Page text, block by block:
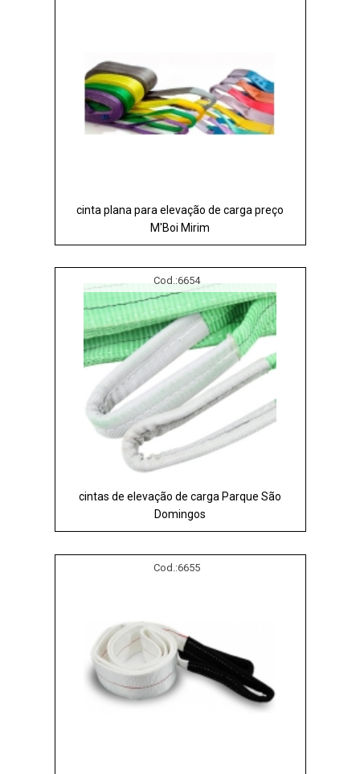
cinta plana para elevação de carga preço
M'Boi Mirim
Cod.:6654
cintas de elevação de carga Parque São
Domingos
Cod.:6655